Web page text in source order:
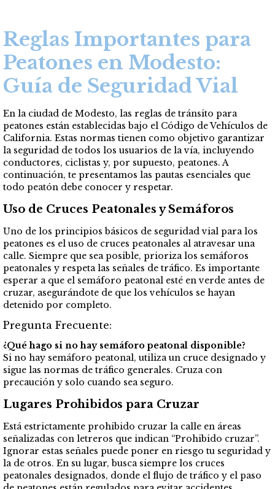
Reglas Importantes para
Peatones en Modesto:
Guía de Seguridad Vial
En la ciudad de Modesto, las reglas de tránsito para
peatones están establecidas bajo el Código de Vehículos de
California. Estas normas tienen como objetivo garantizar
la seguridad de todos los usuarios de la vía, incluyendo
conductores, ciclistas y, por supuesto, peatones. A
continuación, te presentamos las pautas esenciales que
todo peatón debe conocer y respetar.
Uso de Cruces Peatonales y Semáforos
Uno de los principios básicos de seguridad vial para los
peatones es el uso de cruces peatonales al atravesar una
calle. Siempre que sea posible, prioriza los semáforos
peatonales y respeta las señales de tráfico. Es importante
esperar a que el semáforo peatonal esté en verde antes de
cruzar, asegurándote de que los vehículos se hayan
detenido por completo.
Pregunta Frecuente:
¿Qué hago si no hay semáforo peatonal disponible?
Si no hay semáforo peatonal, utiliza un cruce designado y
sigue las normas de tráfico generales. Cruza con
precaución y solo cuando sea seguro.
Lugares Prohibidos para Cruzar
Está estrictamente prohibido cruzar la calle en áreas
señalizadas con letreros que indican “Prohibido cruzar”.
Ignorar estas señales puede poner en riesgo tu seguridad y
la de otros. En su lugar, busca siempre los cruces
peatonales designados, donde el flujo de tráfico y el paso